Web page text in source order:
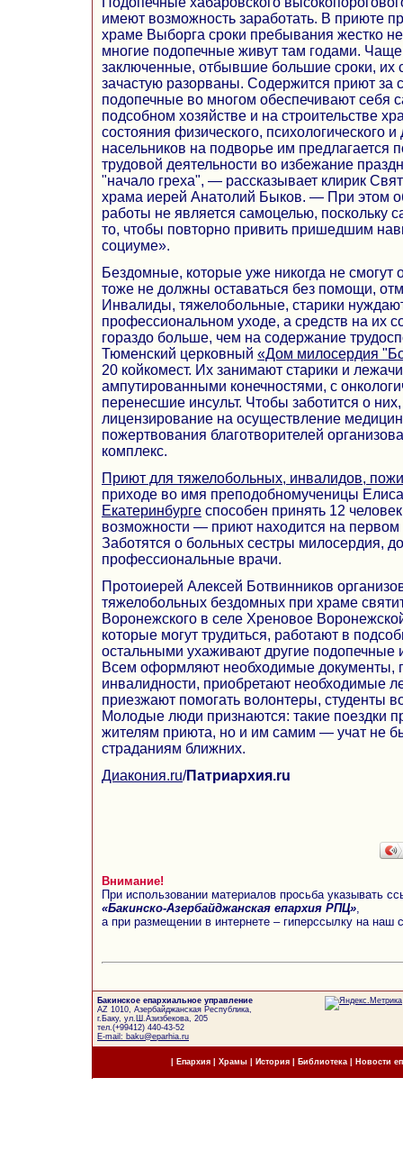
имеют возможность заработать. В приюте
храме Выборга сроки пребывания жестко
многие подопечные живут там годами.
заключенные, отбывшие большие сроки, их
зачастую разорваны. Содержится приют за
подопечные во многом обеспечивают себя
подсобном хозяйстве и на строительстве
состояния физического, психологического
насельников на подворье им предлагается
трудовой деятельности во избежание
"начало греха", — рассказывает клирик
храма иерей Анатолий Быков. — При этом
работы не является самоцелью, поскольку
то, чтобы повторно привить пришедшим
социуме».
Бездомные, которые уже никогда не смогут
тоже не должны оставаться без помощи,
Инвалиды, тяжелобольные, старики
профессиональном уходе, а средств на их
гораздо больше, чем на содержание
Тюменский церковный «Дом милосердия
20 койкомест. Их занимают старики и
ампутированными конечностями, с
перенесшие инсульт. Чтобы заботится о
лицензирование на осуществление
пожертвования благотворителей
комплекс.
Приют для тяжелобольных, инвалидов,
приходе во имя преподобномученицы
Екатеринбурге способен принять 12
возможности — приют находится на
Заботятся о больных сестры милосердия,
профессиональные врачи.
Протоиерей Алексей Ботвинников
тяжелобольных бездомных при храме
Воронежского в селе Хреновое
которые могут трудиться, работают в
остальными ухаживают другие подопечные
Всем оформляют необходимые документы,
инвалидности, приобретают необходимые
приезжают помогать волонтеры, студенты
Молодые люди признаются: такие поездки
жителям приюта, но и им самим — учат не
страданиям ближних.
Диакония.ru/Патриархия.ru
Внимание!
При использовании материалов просьба указывать
«Бакинско-Азербайджанская епархия РПЦ»
а при размещении в интернете – гиперссылку на наш
Бакинское епархиальное управление
AZ 1010, Азербайджанская Республика,
г.Баку, ул.Ш.Азизбекова, 205
тел.(+99412) 440-43-52
E-mail: baku@eparhia.ru
Епархия| Храмы История| Библиотека Новости